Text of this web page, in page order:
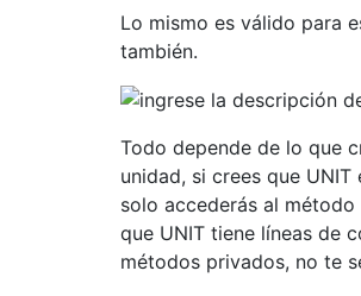
Lo mismo es válido para
también.
Todo depende de lo que
unidad, si crees que UNIT
solo accederás al
que UNIT tiene líneas de
métodos privados, no te